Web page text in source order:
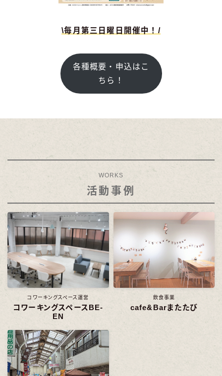
\毎月第三日曜日開催中！/
各種概要・申込はこ
ちら！
WORKS
活動事例
コワーキングスペース運営
コワーキングスペースBE-
EN
飲食事業
cafe&Barまたたび